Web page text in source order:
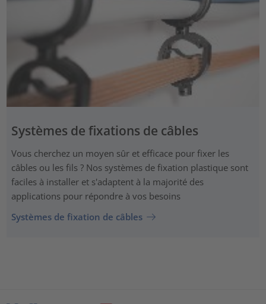
Systèmes de fixations de câbles
Vous cherchez un moyen sûr et efficace pour fixer les
câbles ou les fils ? Nos systèmes de fixation plastique sont
faciles à installer et s'adaptent à la majorité des
applications pour répondre à vos besoins
Systèmes de fixation de câbles